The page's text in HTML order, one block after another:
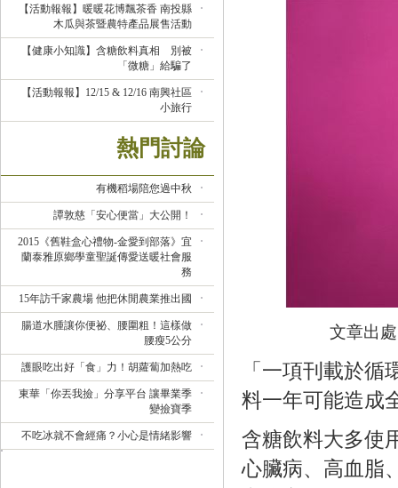
【活動報報】暖暖花博飄茶香 南投縣
木瓜與茶暨農特產品展售活動
【健康小知識】含糖飲料真相 別被
「微糖」給騙了
【活動報報】12/15 & 12/16 南興社區
小旅行
熱門討論
有機稻場陪您過中秋
譚敦慈「安心便當」大公開！
2015《舊鞋盒心禮物-金愛到部落》宜
蘭泰雅原鄉學童聖誕傳愛送暖社會服
務
15年訪千家農場 他把休閒農業推出國
腸道水腫讓你便祕、腰圍粗！這樣做
腰瘦5公分
護眼吃出好「食」力！胡蘿蔔加熱吃
東華「你丟我撿」分享平台 讓畢業季
變撿寶季
不吃冰就不會經痛？小心是情緒影響
文章出
「一項刊載於
料一年可能造成
含糖飲料大多使
心臟病、高血脂